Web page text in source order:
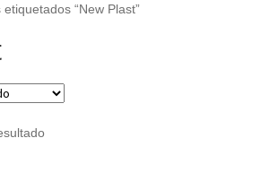
“New Plast”